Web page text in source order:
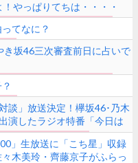
やっぱりてちは・・・・
てなに？
坂46三次審査前日に占いで
談」放送決定！欅坂46･乃木
演したラジオ特番「今日は
を2時間半のダイジェストで
」生放送に「こち星」収録
木美玲・齊藤京子がふらっ